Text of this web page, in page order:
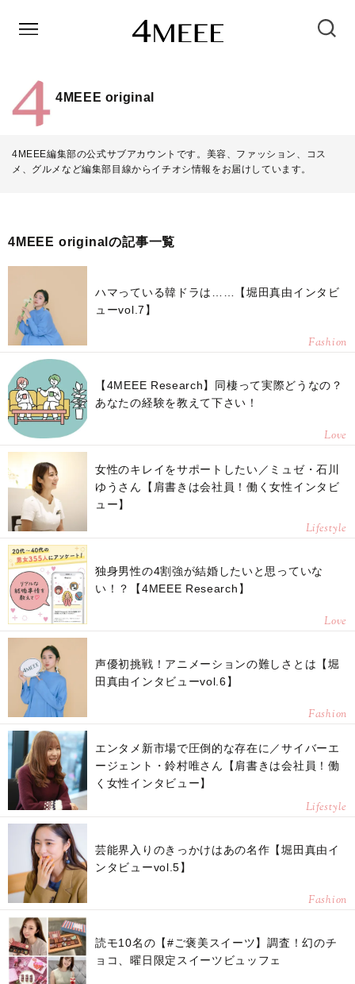
4MEEE original
4MEEE編集部の公式サブアカウントです。美容、ファッション、コス
メ、グルメなど編集部目線からイチオシ情報をお届けしています。
4MEEE originalの記事一覧
ハマっている韓ドラは……【堀田真由インタビ
ューvol.7】
Fashion
【4MEEE Research】同棲って実際どうなの？
あなたの経験を教えて下さい！
Love
女性のキレイをサポートしたい／ミュゼ・石川
ゆうさん【肩書きは会社員！働く女性インタビ
ュー】
Lifestyle
独身男性の4割強が結婚したいと思っていな
い！？【4MEEE Research】
Love
声優初挑戦！アニメーションの難しさとは【堀
田真由インタビューvol.6】
Fashion
エンタメ新市場で圧倒的な存在に／サイバーエ
ージェント・鈴村唯さん【肩書きは会社員！働
く女性インタビュー】
Lifestyle
芸能界入りのきっかけはあの名作【堀田真由イ
ンタビューvol.5】
Fashion
読モ10名の【#ご褒美スイーツ】調査！幻のチ
ョコ、曜日限定スイーツビュッフェ